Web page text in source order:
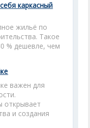
каркасный
жильё по
Такое
% дешевле, чем
важен для
открывает
и создания